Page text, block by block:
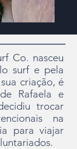
Co. nasceu
surf e pela
criação, é
Rafaela e
trocar
na
para viajar